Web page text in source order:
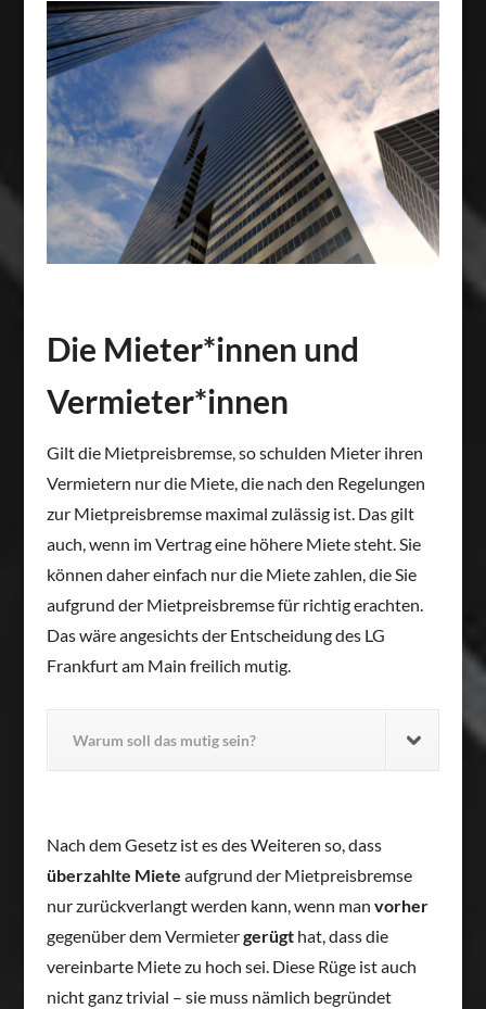
Die Mieter*innen und
Vermieter*innen
Gilt die Mietpreisbremse, so schulden Mieter ihren
Vermietern nur die Miete, die nach den Regelungen
zur Mietpreisbremse maximal zulässig ist. Das gilt
auch, wenn im Vertrag eine höhere Miete steht. Sie
können daher einfach nur die Miete zahlen, die Sie
aufgrund der Mietpreisbremse für richtig erachten.
Das wäre angesichts der Entscheidung des LG
Frankfurt am Main freilich mutig.
Warum soll das mutig sein?
Nach dem Gesetz ist es des Weiteren so, dass
überzahlte Miete aufgrund der Mietpreisbremse
nur zurückverlangt werden kann, wenn man vorher
gegenüber dem Vermietergerügthat, dass die
vereinbarte Miete zu hoch sei. Diese Rüge ist auch
nicht ganz trivial – sie muss nämlich begründet